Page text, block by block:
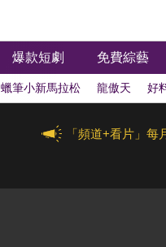
爆款短劇 免費綜藝
蠟筆小新馬拉松 龍傲天 好
「頻道+看片」每